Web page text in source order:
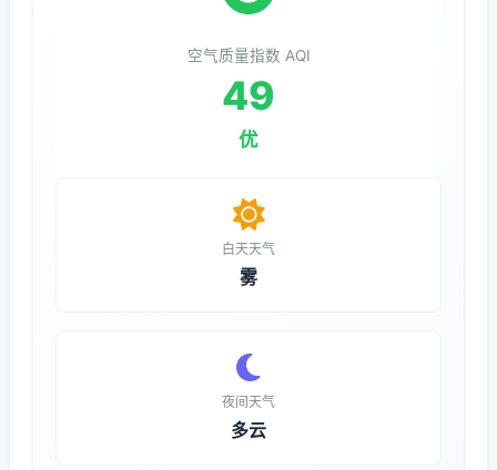
空气质量指数 AQI
49
优
白天天气
雾
夜间天气
多云